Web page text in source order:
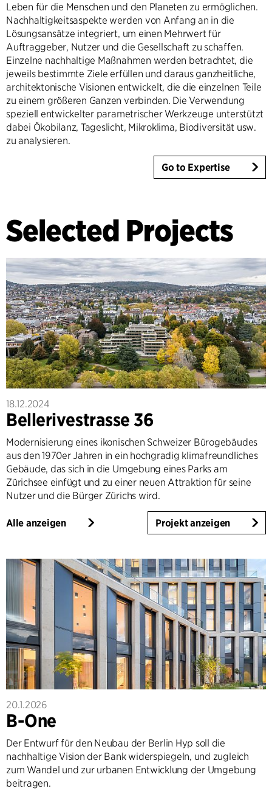
Leben für die Menschen und den Planeten zu ermöglichen.
Nachhaltigkeitsaspekte werden von Anfang an in die
Lösungsansätze integriert, um einen Mehrwert für
Auftraggeber, Nutzer und die Gesellschaft zu schaffen.
Einzelne nachhaltige Maßnahmen werden betrachtet, die
jeweils bestimmte Ziele erfüllen und daraus ganzheitliche,
architektonische Visionen entwickelt, die die einzelnen Teile
zu einem größeren Ganzen verbinden. Die Verwendung
speziell entwickelter parametrischer Werkzeuge unterstützt
dabei Ökobilanz, Tageslicht, Mikroklima, Biodiversität usw.
zu analysieren.
Go to Expertise
Selected Projects
18.12.2024
Bellerivestrasse 36
Modernisierung eines ikonischen Schweizer Bürogebäudes
aus den 1970er Jahren in ein hochgradig klimafreundliches
Gebäude, das sich in die Umgebung eines Parks am
Zürichsee einfügt und zu einer neuen Attraktion für seine
Nutzer und die Bürger Zürichs wird.
Alle anzeigen Projekt anzeigen
20.1.2026
B-One
Der Entwurf für den Neubau der Berlin Hyp soll die
nachhaltige Vision der Bank widerspiegeln, und zugleich
zum Wandel und zur urbanen Entwicklung der Umgebung
beitragen.